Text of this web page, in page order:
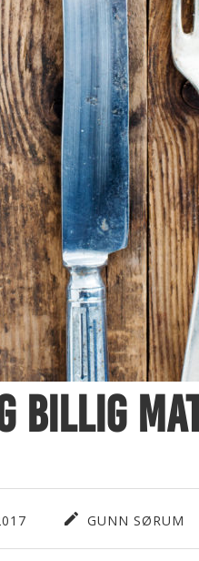
billig
GUNN SØRUM